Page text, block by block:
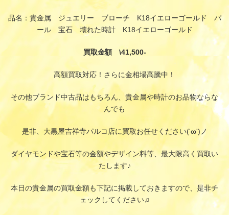
品名：貴金属 ジュエリー ブローチ K18イエローゴールド パ
ール 宝石 壊れた時計 K18イエローゴールド
買取金額 \41,500-
高額買取対応！さらに金相場高騰中！
その他ブランド中古品はもちろん、貴金属や時計のお品物ならな
んでも
是非、大黒屋吉祥寺パルコ店に買取お任せください('ω')ノ
ダイヤモンドや宝石等の金額やデザイン料等、最大限高く買取い
たします♪
本日の貴金属の買取金額も下記に掲載しておきますので、是非チ
ェックしてください♫